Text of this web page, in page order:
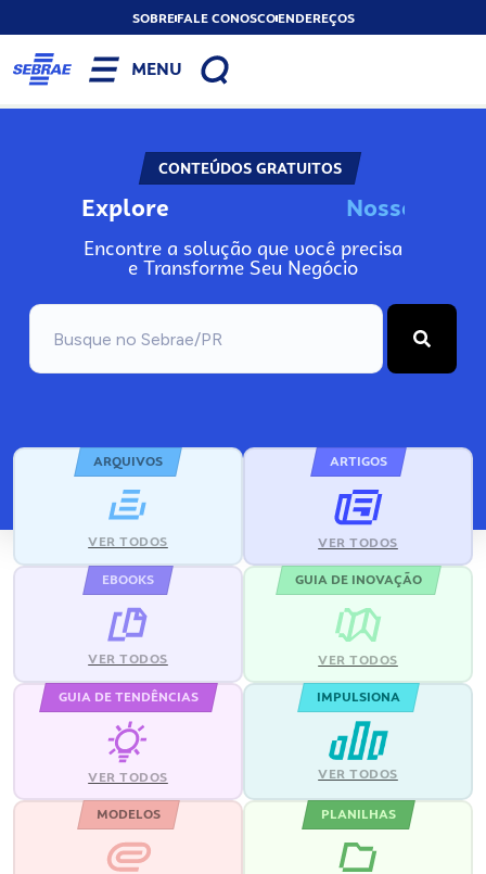
SOBREFALE CONOSCOENDEREÇOS
MENU
CONTEÚDOS GRATUITOS
Explore Nos
Encontre a solução que você precisa
e Transforme Seu Negócio
ARQUIVOS
VER TODOS
ARTIGOS
VER TODOS
EBOOKS
VER TODOS
GUIA DE INOVAÇÃO
VER TODOS
GUIA DE TENDÊNCIAS
VER TODOS
IMPULSIONA
VER TODOS
MODELOS PLANILHAS